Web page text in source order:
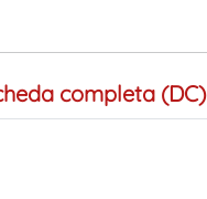
completa (DC)